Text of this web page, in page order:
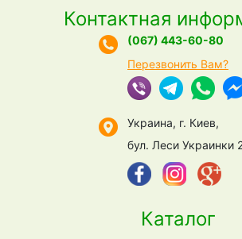
Каталог
Контактная
(067) 443-60-80
Перезвонить Вам?
Украина, г. Киев,
бул. Леси Украинки